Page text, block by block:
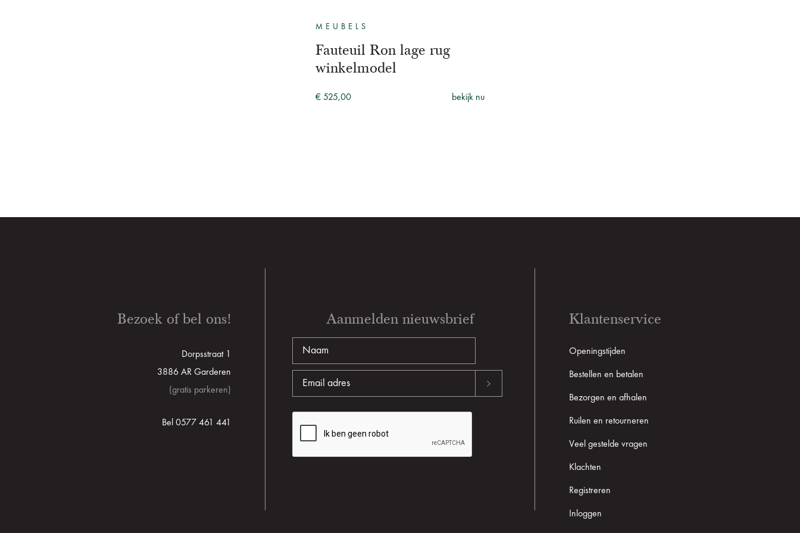
MEUBELS
Fauteuil Ron lage rug
winkelmodel
€ 525,00 bekijk nu
Aanmelden nieuwsbrief
Bezoek of bel ons!
Dorpsstraat 1
3886 AR Garderen
(gratis parkeren)
Bel 0577 461 441
Klantenservice
Openingstijden
Bestellen en betalen
Bezorgen en afhalen
Ruilen en retourneren
Veel gestelde vragen
Klachten
Registreren
Inloggen